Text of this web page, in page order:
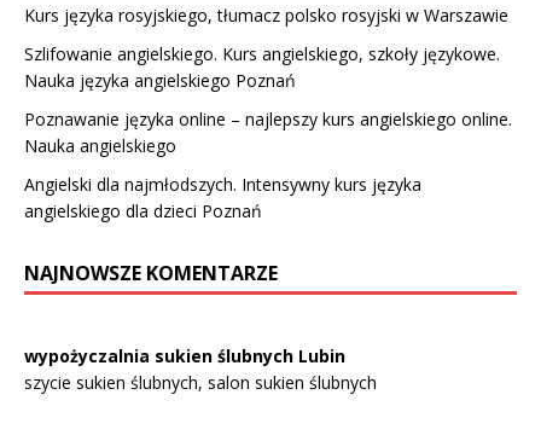
Kurs języka rosyjskiego, tłumacz polsko rosyjski w Warszawie
Szlifowanie angielskiego. Kurs angielskiego, szkoły językowe.
Nauka języka angielskiego Poznań
Poznawanie języka online – najlepszy kurs angielskiego online.
Nauka angielskiego
Angielski dla najmłodszych. Intensywny kurs języka
angielskiego dla dzieci Poznań
NAJNOWSZE KOMENTARZE
wypożyczalnia sukien ślubnych Lubin
szycie sukien ślubnych, salon sukien ślubnych